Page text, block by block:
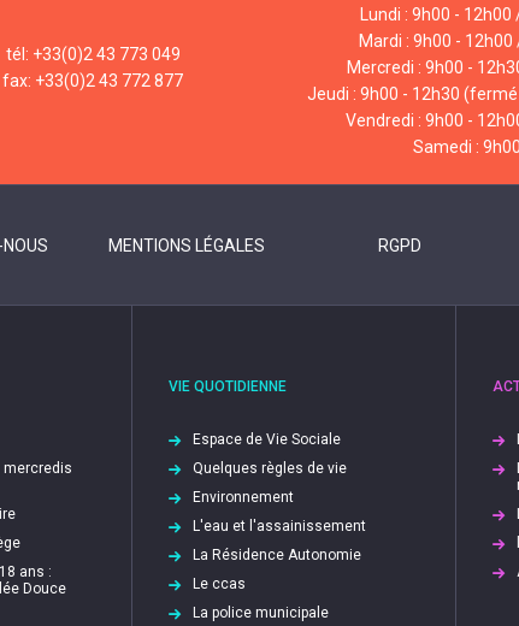
tél: +33(0)2 43 773 049
fax: +33(0)2 43 772 877
Lundi : 9h00 -
Mardi : 9h00 -
Mercredi : 9h00 -
Jeudi : 9h00 - 12h30
Vendredi : 9h00 -
Samedi :
MENTIONS LÉGALES RGPD
mercredis
ans :
Douce
VIE QUOTIDIENNE
Espace de Vie Sociale
Quelques règles de vie
Environnement
L'eau et l'assainissement
La Résidence Autonomie
Le ccas
La police municipale